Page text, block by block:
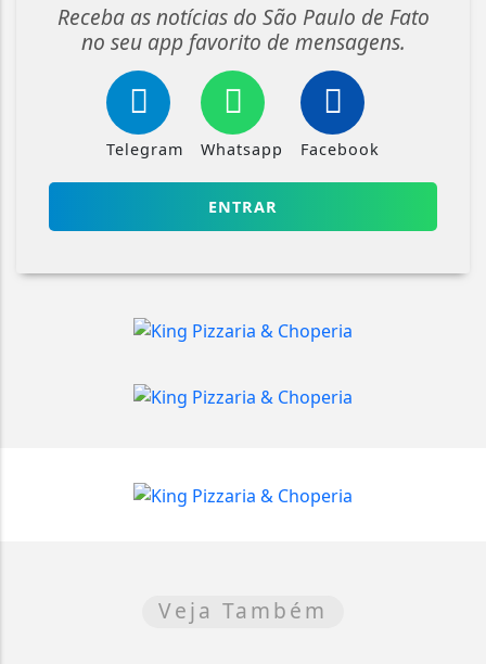
Receba as notícias do São Paulo de Fato
no seu app favorito de mensagens.
Telegram Whatsapp Facebook
ENTRAR
Veja Também